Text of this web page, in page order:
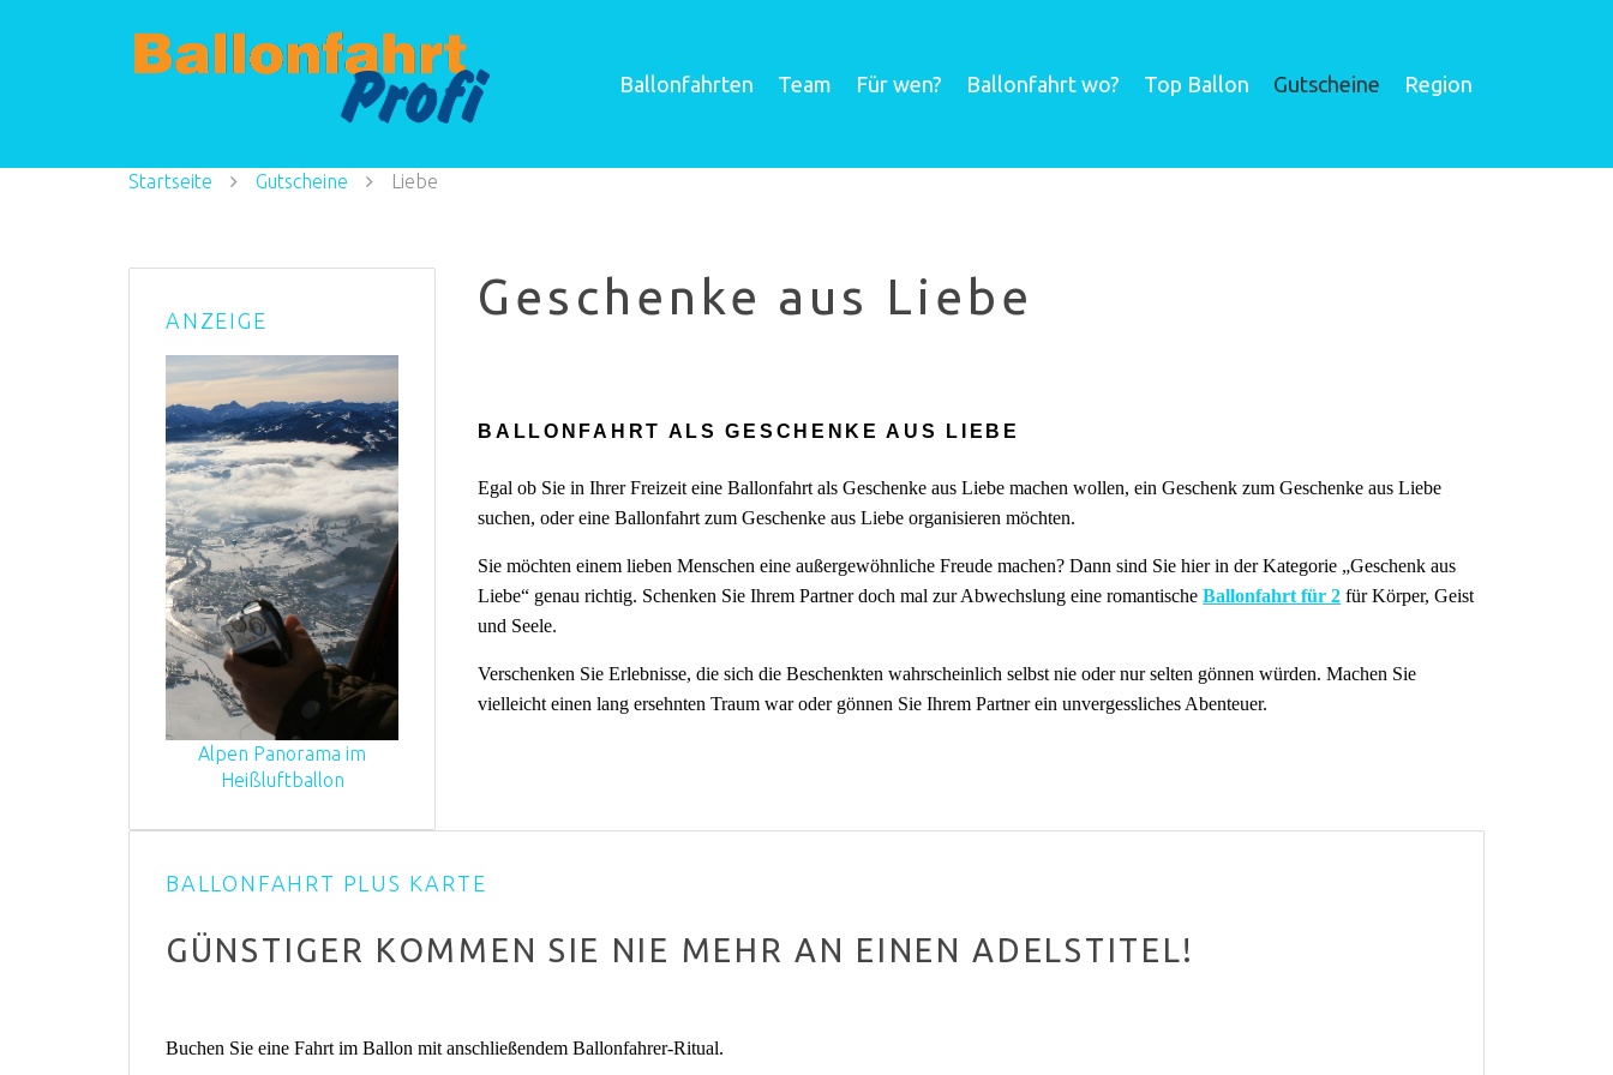
Ballonfahrten Team Für wen? Ballonfahrt wo? Top Ballon Gutscheine Region
Startseite Gutscheine Liebe
Geschenke aus Liebe
BALLONFAHRT ALS GESCHENKE AUS LIEBE
Egal ob Sie in Ihrer Freizeit eine Ballonfahrt als Geschenke aus Liebe machen wollen, ein Geschenk zum Geschenke aus Liebe
suchen, oder eine Ballonfahrt zum Geschenke aus Liebe organisieren möchten.
Sie möchten einem lieben Menschen eine außergewöhnliche Freude machen? Dann sind Sie hier in der Kategorie „Geschenk aus
Liebe“ genau richtig. Schenken Sie Ihrem Partner doch mal zur Abwechslung eine romantischeBallonfahrt für 2 für Körper, Geist
und Seele.
Verschenken Sie Erlebnisse, die sich die Beschenkten wahrscheinlich selbst nie oder nur selten gönnen würden. Machen Sie
vielleicht einen lang ersehnten Traum war oder gönnen Sie Ihrem Partner ein unvergessliches Abenteuer.
ANZEIGE
Alpen Panorama im
Heißluftballon
BALLONFAHRT PLUS KARTE
GÜNSTIGER KOMMEN SIE NIE MEHR AN EINEN ADELSTITEL!
Buchen Sie eine Fahrt im Ballon mit anschließendem Ballonfahrer-Ritual.